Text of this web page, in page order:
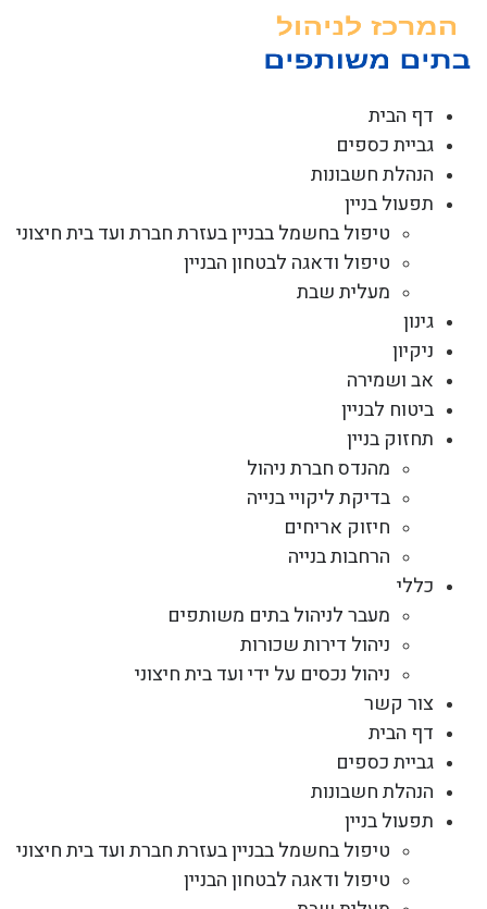
דף הבית
גביית כספים
הנהלת חשבונות
תפעול בניין
טיפול בחשמל בבניין בעזרת חברת ועד בית חיצוני
טיפול ודאגה לבטחון הבניין
מעלית שבת
גינון
ניקיון
אב ושמירה
ביטוח לבניין
תחזוק בניין
מהנדס חברת ניהול
בדיקת ליקויי בנייה
חיזוק אריחים
הרחבות בנייה
כללי
מעבר לניהול בתים משותפים
ניהול דירות שכורות
ניהול נכסים על ידי ועד בית חיצוני
צור קשר
דף הבית
גביית כספים
הנהלת חשבונות
תפעול בניין
טיפול בחשמל בבניין בעזרת חברת ועד בית חיצוני
טיפול ודאגה לבטחון הבניין